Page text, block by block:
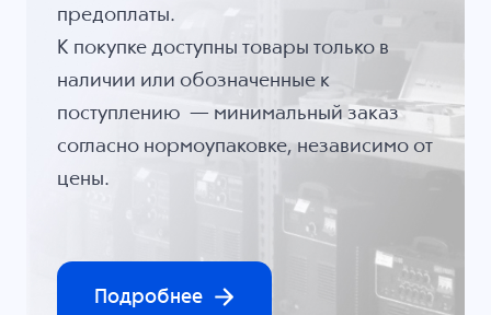
предоплаты.
К покупке доступны товары только в
наличии или обозначенные к
поступлению — минимальный заказ
согласно нормоупаковке, независимо от
цены.
Подробнее